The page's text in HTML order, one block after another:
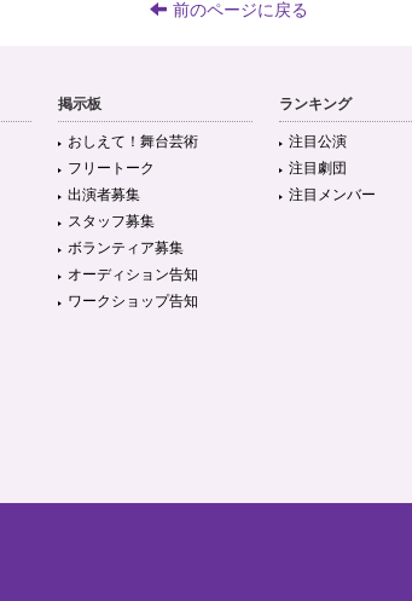
前のページに戻る
掲示板
おしえて！舞台芸術
フリートーク
出演者募集
スタッフ募集
ボランティア募集
オーディション告知
ワークショップ告知
ランキング
注目公演
注目劇団
注目メンバー